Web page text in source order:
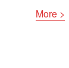
More >